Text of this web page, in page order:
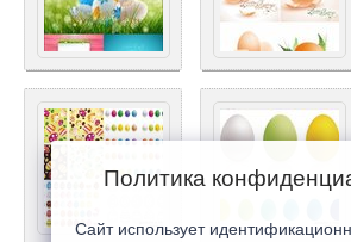
Политика
Сайт использует